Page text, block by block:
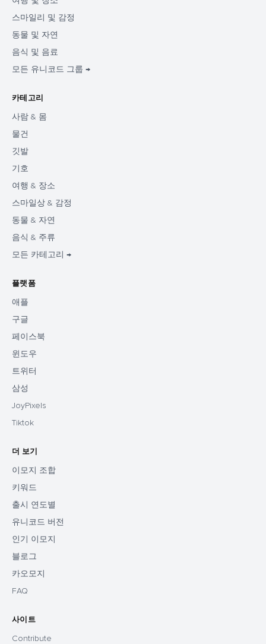
스마일리 및 감정
동물 및 자연
음식 및 음료
모든 유니코드 그룹 →
카테고리
사람 & 몸
물건
깃발
기호
여행 & 장소
스마일상 & 감정
동물 & 자연
음식 & 주류
모든 카테고리 →
플랫폼
애플
구글
페이스북
윈도우
트위터
삼성
JoyPixels
Tiktok
더 보기
이모지 조합
키워드
출시 연도별
유니코드 버전
인기 이모지
블로그
카오모지
FAQ
사이트
Contribute